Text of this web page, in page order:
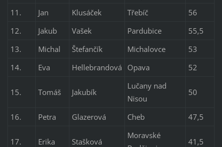
11.
Jan Klusáček Třebíč
56
12.
Jakub Vašek Pardubice
55,5
13.
Michal Štefančík Michalovce
53
14.
Eva Hellebrandová Opava 52
15. Tomáš Jakubík
Lučany nad
Nisou
50
16. Petra Glazerová Cheb 47,5
17. Erika Stašková
Moravské
41,5